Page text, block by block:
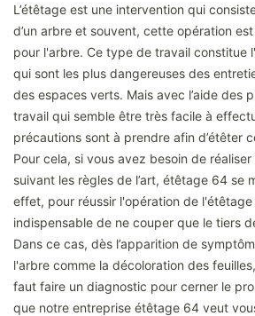
L’étêtage est une intervention qui
d’un arbre et souvent, cette opération
pour l'arbre. Ce type de travail constitue
qui sont les plus dangereuses des
des espaces verts. Mais avec l’aide des
travail qui semble être très facile à
précautions sont à prendre afin d’étêter
Pour cela, si vous avez besoin de
suivant les règles de l’art, étêtage 64 se
effet, pour réussir l'opération de
indispensable de ne couper que le tiers
Dans ce cas, dès l’apparition de
l'arbre comme la décoloration des
faut faire un diagnostic pour cerner le
que notre entreprise étêtage 64 veut